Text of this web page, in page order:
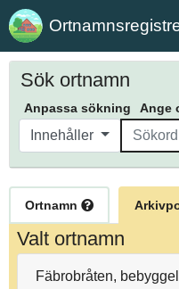
Sök ortnamn
Anpassa sökning Ange
Innehåller
Ortnamn
Valt ortnamn
Fäbrobråten,